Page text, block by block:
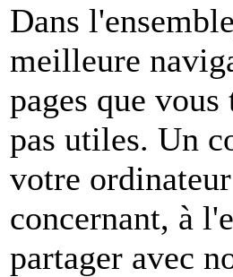
Dans
meilleure
pages que
pas utiles. Un
votre
concernant, à
partager avec